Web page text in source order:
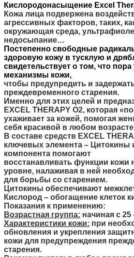
Кислородонасыщение Excel
Кожа лица подвержена
агрессивных факторов, таких,
окружающая среда,
недосыпание…
Постепенно свободные
здоровую кожу в тусклую и д
свидетельствует о том, что
механизмы кожи,
чтобы предупредить и
преждевременного старения.
Именно для этих целей и
EXCEL THERAPY O2, которая
ухаживает за кожей, помогая
себя красивой в любом
В составе средств EXCEL
ключевых элемента – Цитокины
компонента помогают
восстанавливать функции кожи
уровне, налаживая в ней
для борьбы со старением.
Цитокины обеспечивают
Кислород – обогащение клеток
Показания к применению:
Возрастная группа: начиная с 25
Характеристики кожи: при
обновления и укрепления
кожи для предупреждения
старения.